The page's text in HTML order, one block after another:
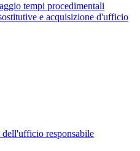
tempi procedimentali
e acquisizione d'ufficio
dell'ufficio responsabile